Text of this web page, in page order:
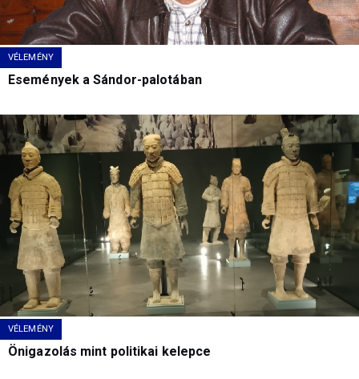
VÉLEMÉNY
Események a Sándor-palotában
VÉLEMÉNY
Önigazolás mint politikai kelepce